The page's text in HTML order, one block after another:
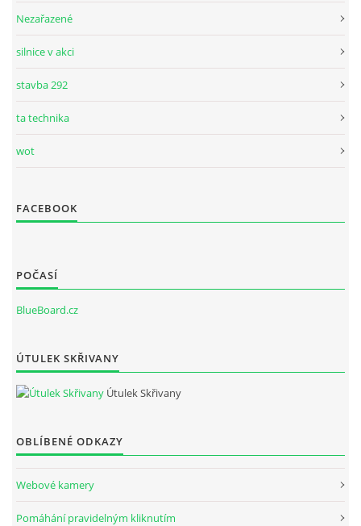
Nezařazené
silnice v akci
stavba 292
ta technika
wot
FACEBOOK
POČASÍ
BlueBoard.cz
ÚTULEK SKŘIVANY
Útulek Skřivany
OBLÍBENÉ ODKAZY
Webové kamery
Pomáhání pravidelným kliknutím